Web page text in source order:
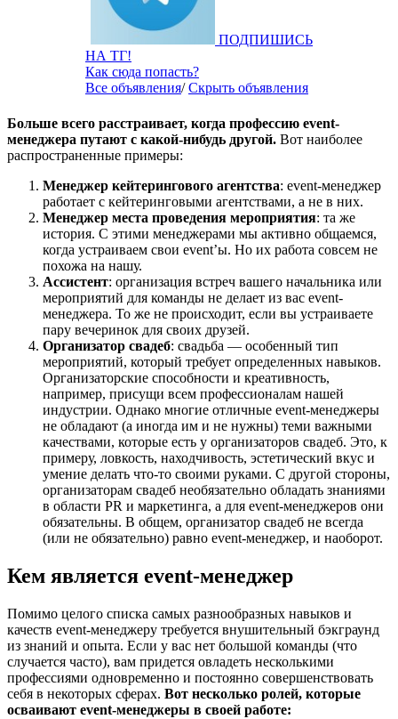
ПОДПИШИСЬ
НА ТГ!
Как сюда попасть?
Все объявления/Скрыть объявления
Больше всего расстраивает, когда профессию event-
менеджера путают с какой-нибудь другой. Вот наиболее
распространенные примеры:
Менеджер кейтерингового агентства: event-менеджер
работает с кейтеринговыми агентствами, а не в них.
Менеджер места проведения мероприятия: та же
история. С этими менеджерами мы активно общаемся,
когда устраиваем свои event’ы. Но их работа совсем не
похожа на нашу.
Ассистент: организация встреч вашего начальника или
мероприятий для команды не делает из вас event-
менеджера. То же не происходит, если вы устраиваете
пару вечеринок для своих друзей.
Организатор свадеб: свадьба — особенный тип
мероприятий, который требует определенных навыков.
Организаторские способности и креативность,
например, присущи всем профессионалам нашей
индустрии. Однако многие отличные event-менеджеры
не обладают (а иногда им и не нужны) теми важными
качествами, которые есть у организаторов свадеб. Это, к
примеру, ловкость, находчивость, эстетический вкус и
умение делать что-то своими руками. С другой стороны,
организаторам свадеб необязательно обладать знаниями
в области PR и маркетинга, а для event-менеджеров они
обязательны. В общем, организатор свадеб не всегда
(или не обязательно) равно event-менеджер, и наоборот.
Кем является event-менеджер
Помимо целого списка самых разнообразных навыков и
качеств event-менеджеру требуется внушительный бэкграунд
из знаний и опыта. Если у вас нет большой команды (что
случается часто), вам придется овладеть несколькими
профессиями одновременно и постоянно совершенствовать
себя в некоторых сферах. Вот несколько ролей, которые
осваивают event-менеджеры в своей работе: